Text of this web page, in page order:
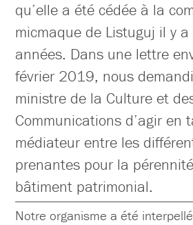
qu’elle a été cédée à la
micmaque de Listuguj il y
années. Dans une lettre
février 2019, nous
ministre de la Culture et
Communications d’agir en
médiateur entre les
prenantes pour la
bâtiment patrimonial.
Notre organisme a été